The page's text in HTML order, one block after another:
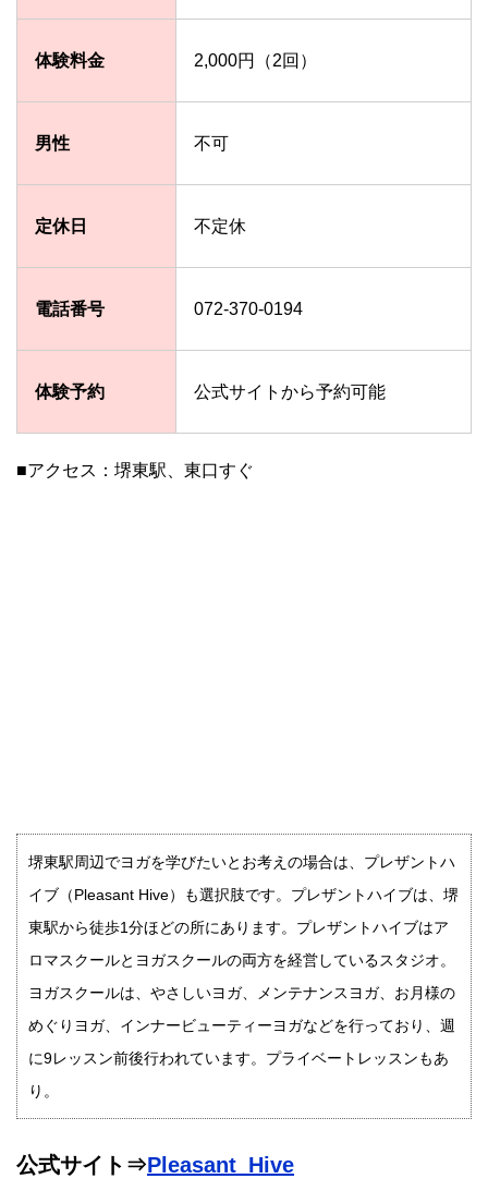
体験料金 2,000円（2回）
男性 不可
定休日 不定休
電話番号 072-370-0194
体験予約 公式サイトから予約可能
■アクセス：堺東駅、東口すぐ
堺東駅周辺でヨガを学びたいとお考えの場合は、プレザントハ
イブ（Pleasant Hive）も選択肢です。プレザントハイブは、堺
東駅から徒歩1分ほどの所にあります。プレザントハイブはア
ロマスクールとヨガスクールの両方を経営しているスタジオ。
ヨガスクールは、やさしいヨガ、メンテナンスヨガ、お月様の
めぐりヨガ、インナービューティーヨガなどを行っており、週
に9レッスン前後行われています。プライベートレッスンもあ
り。
公式サイト⇒Pleasant_Hive